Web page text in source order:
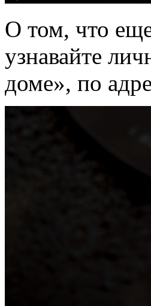
О том, что
узнавайте
доме», по